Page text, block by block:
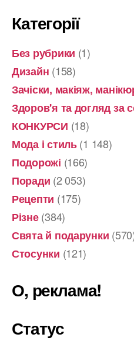
Категорії
Без рубрики (1)
Дизайн (158)
Зачіски, макіяж,
Здоров'я та догляд за
КОНКУРСИ (18)
Мода і стиль(1 148)
Подорожі (166)
Поради (2 053)
Рецепти (175)
Різне(384)
Свята й подарунки
Стосунки (121)
О, реклама!
Статус